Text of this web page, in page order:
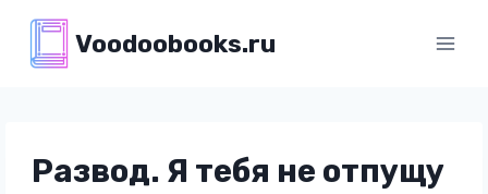
содержимому
Voodoobooks.ru
Развод. Я тебя не отпущу